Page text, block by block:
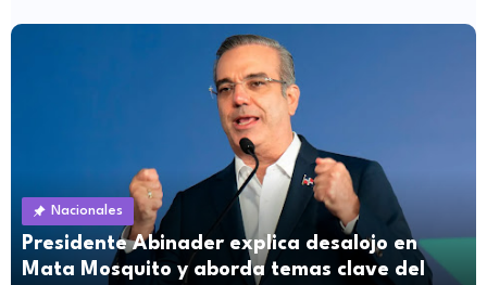
Nacionales
Presidente Abinader explica desalojo en
Mata Mosquito y aborda temas clave del